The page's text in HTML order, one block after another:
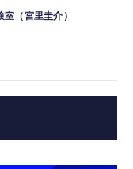
（宮里圭介）